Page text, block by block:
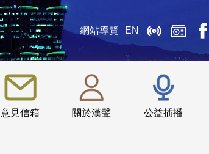
網站導覽 EN
意見信箱 關於漢聲 公益插播
:::